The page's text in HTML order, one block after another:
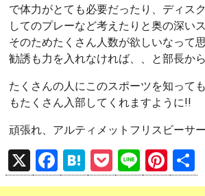
で体力がとても必要だったり、ディス
してのプレーなど考えたりと奥の深い
そのためたくさん人数が欲しいなって
勧誘も力を入れなければ、、と部長か
たくさんの人にこのスポーツを知って
もたくさん入部してくれますように!!
頑張れ、アルティメットフリスビーサ
X
F
a
H
at
P
o
Li
n
Pi
nt